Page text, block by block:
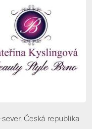
Česká republika